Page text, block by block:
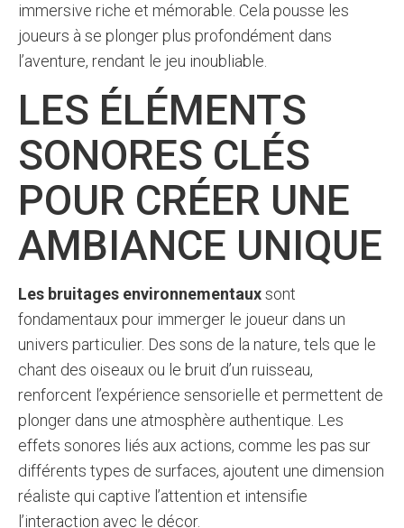
immersive riche et mémorable. Cela pousse les
joueurs à se plonger plus profondément dans
l’aventure, rendant le jeu inoubliable.
LES ÉLÉMENTS
SONORES CLÉS
POUR CRÉER UNE
AMBIANCE UNIQUE
Les bruitages environnementauxsont
fondamentaux pour immerger le joueur dans un
univers particulier. Des sons de la nature, tels que le
chant des oiseaux ou le bruit d’un ruisseau,
renforcent l’expérience sensorielle et permettent de
plonger dans une atmosphère authentique. Les
effets sonores liés aux actions, comme les pas sur
différents types de surfaces, ajoutent une dimension
réaliste qui captive l’attention et intensifie
l’interaction avec le décor.